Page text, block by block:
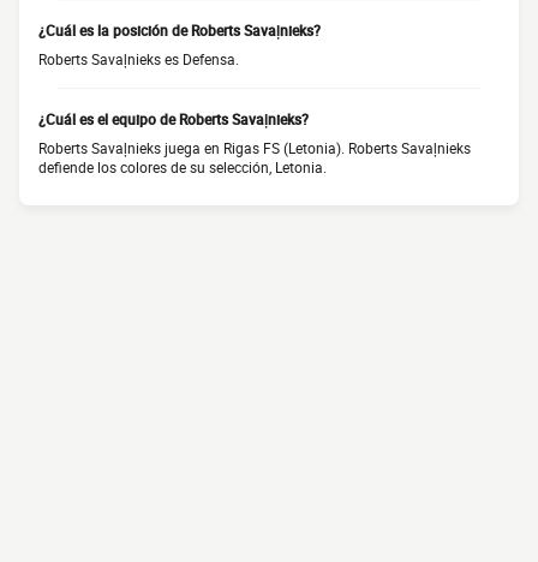
¿Cuál es la posición de Roberts Savaļnieks?
Roberts Savaļnieks es Defensa.
¿Cuál es el equipo de Roberts Savaļnieks?
Roberts Savaļnieks juega en Rigas FS (Letonia). Roberts Savaļnieks
defiende los colores de su selección, Letonia.